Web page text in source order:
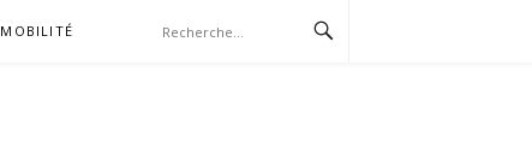
MOBILITÉ